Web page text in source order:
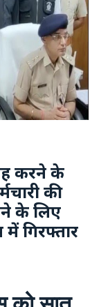
करने के
की
के लिए
गिरफ्तार